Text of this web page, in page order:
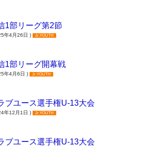
1部リーグ第2節
年4月26日 ) Jr.YOUTH
1部リーグ開幕戦
年4月6日 ) Jr.YOUTH
ブユース選手権U-13大会
年12月1日 ) Jr.YOUTH
ブユース選手権U-13大会